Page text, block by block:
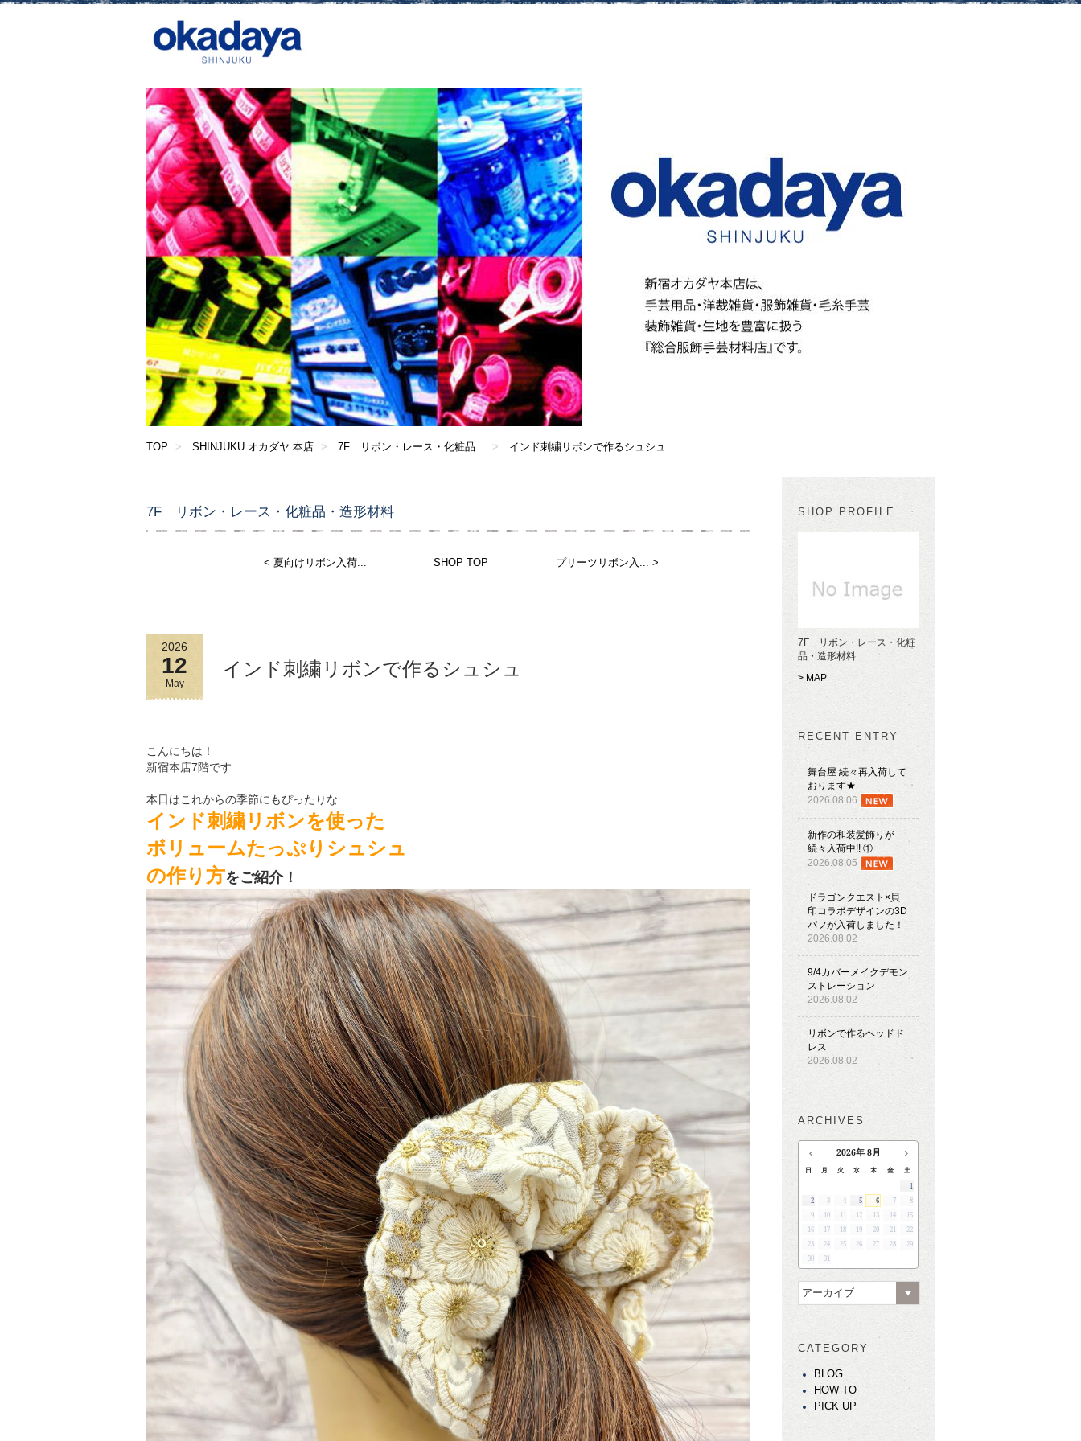
TOP SHINJUKU オカダヤ 本店 7F リボン・レース・化粧品... インド刺繍リボンで作るシュシュ
7F リボン・レース・化粧品・造形材料
< 夏向けリボン入荷... SHOP TOP プリーツリボン入... >
2026
12
May
インド刺繍リボンで作るシュシュ
こんにちは！
新宿本店7階です
本日はこれからの季節にもぴったりな
インド刺繍リボンを使った
ボリュームたっぷりシュシュ
の作り方をご紹介！
SHOP PROFILE
7F リボン・レース・化粧
品・造形材料
> MAP
RECENT ENTRY
舞台屋 続々再入荷して
おります★
2026.08.06
新作の和装髪飾りが
続々入荷中!! ①
2026.08.05
ドラゴンクエスト×貝
印コラボデザインの3D
パフが入荷しました！
2026.08.02
9/4カバーメイクデモン
ストレーション
2026.08.02
リボンで作るヘッドド
レス
2026.08.02
ARCHIVES
2026年 8月
日 月 火 水 木 金
土
1
2
3 4 5 6 7
8
9
10 12 13 14
15
16
17 18 19 20 21
22
23
24 25 26 27 28
29
30
31
アーカイブ
CATEGORY
BLOG
HOW TO
PICK UP